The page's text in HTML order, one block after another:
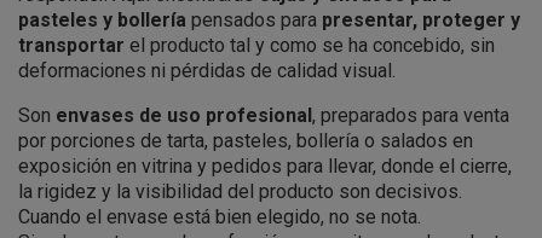
pasteles y bollería pensados para presentar, proteger y
transportar el producto tal y como se ha concebido, sin
deformaciones ni pérdidas de calidad visual.
Son envases de uso profesional , preparados para venta
por porciones de tarta, pasteles, bollería o salados en
exposición en vitrina y pedidos para llevar, donde el cierre,
la rigidez y la visibilidad del producto son decisivos.
Cuando el envase está bien elegido, no se nota.